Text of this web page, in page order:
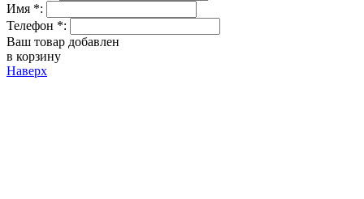
Имя *:
Телефон *:
Ваш товар добавлен
в корзину
Наверх